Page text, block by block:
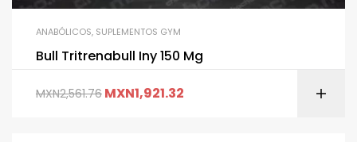
ANABÓLICOS, SUPLEMENTOS GYM
Bull Tritrenabull Iny 150 Mg
MXN2,561.76 MXN1,921.32